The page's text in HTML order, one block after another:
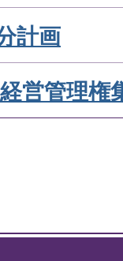
計画
営管理権